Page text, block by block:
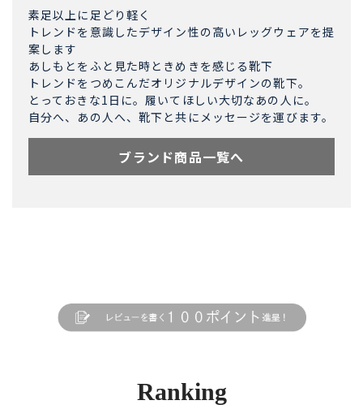
素足以上に足どり軽く
トレンドを意識したデザイン性の高いレッグウェアを提
案します
あしもとをふと見た時ときめきを感じる靴下
トレンドをつめこんだオリジナルデザインの靴下。
とっておきな1日に。履いてほしい大切なあの人に。
自分へ、あの人へ、靴下と共にメッセージを運びます。
ブランド商品一覧へ
Ranking